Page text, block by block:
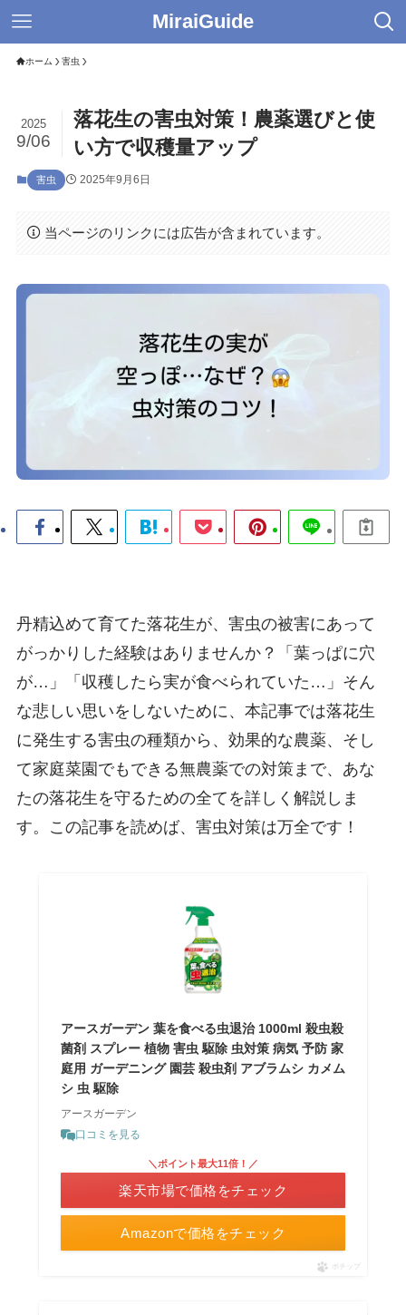
MiraiGuide
ホーム 害虫
落花生の害虫対策！農薬選びと使
い方で収穫量アップ
2025
9/06
害虫 2025年9月6日
当ページのリンクには広告が含まれています。
丹精込めて育てた落花生が、害虫の被害にあって
がっかりした経験はありませんか？「葉っぱに穴
が…」「収穫したら実が食べられていた…」そん
な悲しい思いをしないために、本記事では落花生
に発生する害虫の種類から、効果的な農薬、そし
て家庭菜園でもできる無農薬での対策まで、あな
たの落花生を守るための全てを詳しく解説しま
す。この記事を読めば、害虫対策は万全です！
アースガーデン 葉を食べる虫退治 1000ml 殺虫殺
菌剤 スプレー 植物 害虫 駆除 虫対策 病気 予防 家
庭用 ガーデニング 園芸 殺虫剤 アブラムシ カメム
シ 虫 駆除
アースガーデン
口コミを見る
Amazonで価格をチェック
＼ポイント最大11倍！／
楽天市場で価格をチェック
ポチップ